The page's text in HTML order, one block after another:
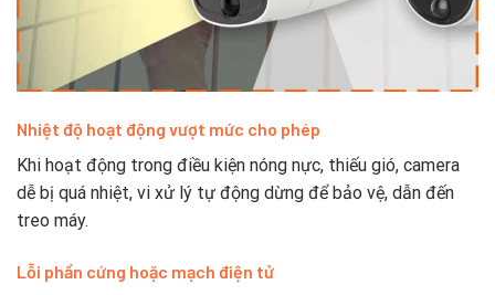
Nhiệt độ hoạt động vượt mức cho phép
Khi hoạt động trong điều kiện nóng nực, thiếu gió, camera
dễ bị quá nhiệt, vi xử lý tự động dừng để bảo vệ, dẫn đến
treo máy.
Lỗi phần cứng hoặc mạch điện tử